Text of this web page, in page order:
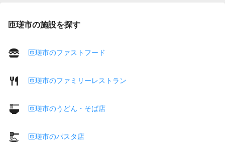
匝瑳市の施設を探す
匝瑳市のファストフード
匝瑳市のファミリーレストラン
匝瑳市のうどん・そば店
匝瑳市のパスタ店